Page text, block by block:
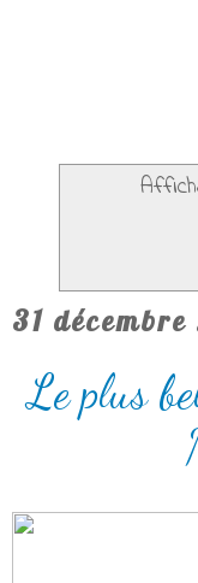
31 décembre
Le plus